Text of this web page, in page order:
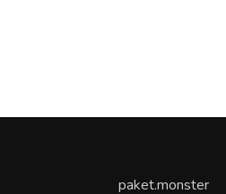
paket.monster